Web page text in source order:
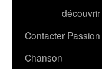
découvrir
Contacter Passion
Chanson